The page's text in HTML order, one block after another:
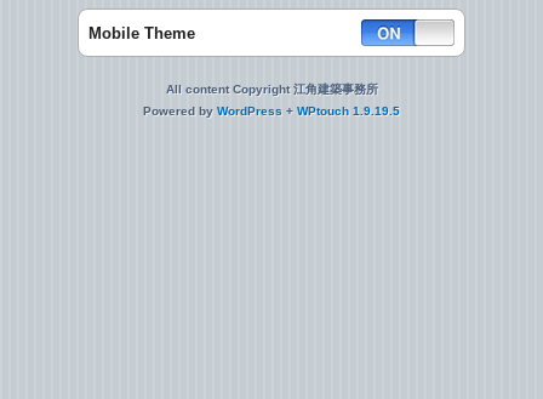
Mobile Theme
All content Copyright 江角建築事務所
Powered by WordPress + WPtouch 1.9.19.5